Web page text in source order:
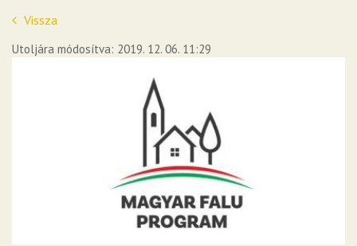
Vissza
Utoljára módosítva: 2019. 12. 06. 11:29